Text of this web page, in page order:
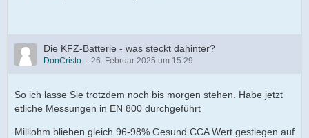
Die KFZ-Batterie - was steckt dahinter?
DonCristo 26. Februar 2025 um 15:29
So ich lasse Sie trotzdem noch bis morgen stehen. Habe jetzt
etliche Messungen in EN 800 durchgeführt
Milliohm blieben gleich 96-98% Gesund CCA Wert gestiegen auf